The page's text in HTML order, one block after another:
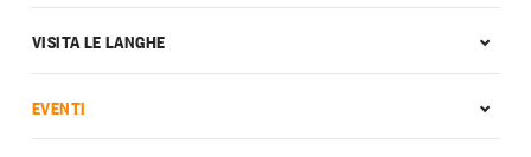
VISITA LE LANGHE
EVENTI